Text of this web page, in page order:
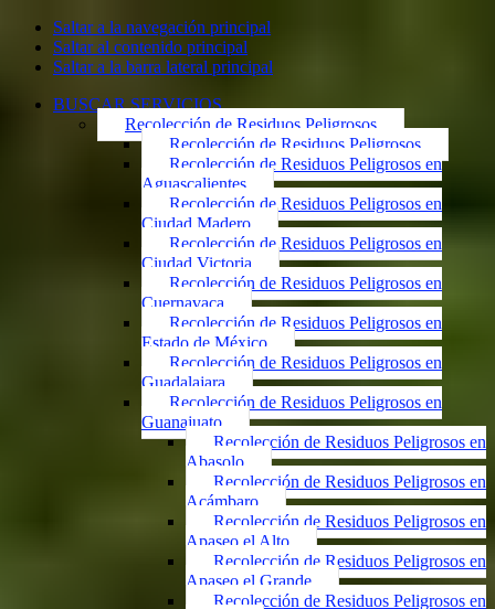
Saltar a la navegación principal
Saltar al contenido principal
Saltar a la barra lateral principal
BUSCAR SERVICIOS
Recolección de Residuos Peligrosos
Recolección de Residuos Peligrosos
Recolección de Residuos Peligrosos en
Aguascalientes
Recolección de Residuos Peligrosos en
Ciudad Madero
Recolección de Residuos Peligrosos en
Ciudad Victoria
Recolección de Residuos Peligrosos en
Cuernavaca
Recolección de Residuos Peligrosos en
Estado de México
Recolección de Residuos Peligrosos en
Guadalajara
Recolección de Residuos Peligrosos en
Guanajuato
Recolección de Residuos Peligrosos en
Abasolo
Recolección de Residuos Peligrosos en
Acámbaro
Recolección de Residuos Peligrosos en
Apaseo el Alto
Recolección de Residuos Peligrosos en
Apaseo el Grande
Recolección de Residuos Peligrosos en